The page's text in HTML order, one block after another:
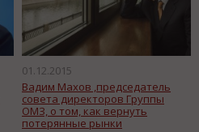
01.12.2015
Вадим Махов ,председатель
совета директоров Группы
ОМЗ, о том, как вернуть
потерянные рынки